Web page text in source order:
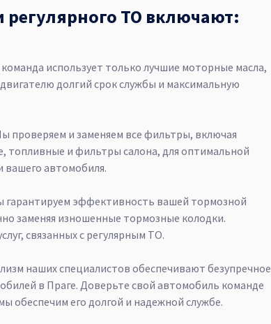
регулярного ТО включают:
использует только лучшие моторные масла,
долгий срок службы и максимальную
проверяем и заменяем все фильтры, включая
топливные и фильтры салона, для оптимальной
вашего автомобиля.
гарантируем эффективность вашей тормозной
заменяя изношенные тормозные колодки.
связанных с регулярным ТО.
наших специалистов обеспечивают безупречное
в Праге. Доверьте свой автомобиль команде
обеспечим его долгой и надежной службе.